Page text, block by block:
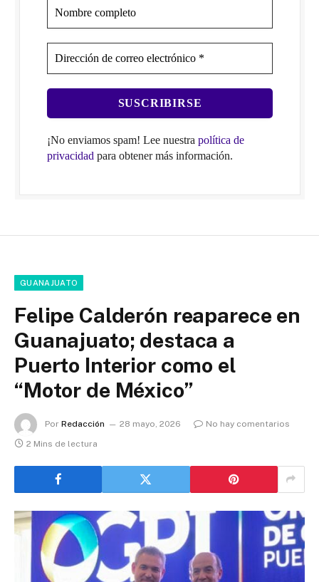
¡No enviamos spam! Lee nuestra política de
privacidad para obtener más información.
GUANAJUATO
Felipe Calderón reaparece en
Guanajuato; destaca a
Puerto Interior como el
“Motor de México”
Por Redacción 28 mayo, 2026
No hay comentarios
2 Mins de lectura